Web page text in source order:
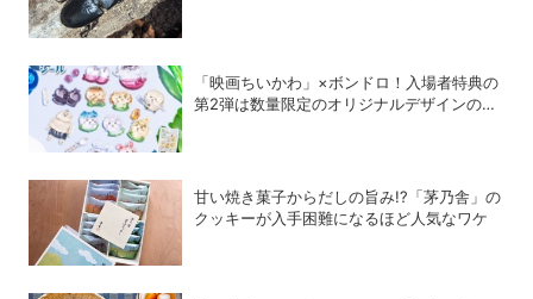
「映画ちいかわ」×ボンドロ！入場者特典の
第2弾は数量限定のオリジナルデザインのボ
甘い焼き菓子からだしの旨み!?「茅乃舎」の
クッキーが入手困難になるほど人気なワケ